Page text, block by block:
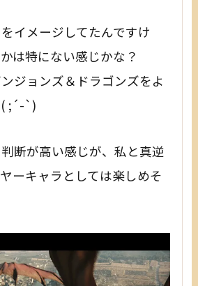
イメージしてたんですけ
は特にない感じかな？
ジョンズ＆ドラゴンズをよ
( ;´-`)
断が高い感じが、私と真逆
ーキャラとしては楽しめそ